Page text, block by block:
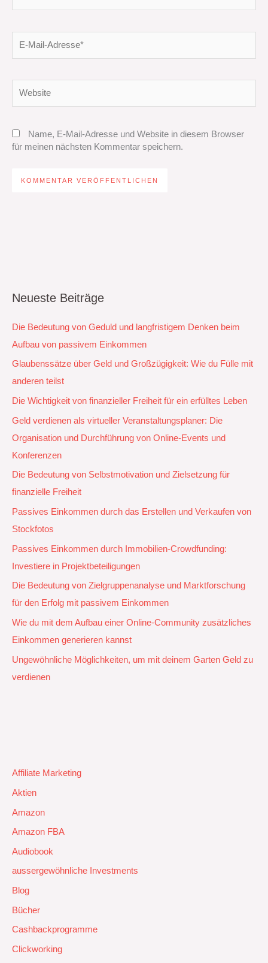
Mail-
Name, E-Mail-Adresse und Website in diesem Browser
für meinen nächsten Kommentar speichern.
Neueste Beiträge
Die Bedeutung von Geduld und langfristigem Denken beim
Aufbau von passivem Einkommen
Glaubenssätze über Geld und Großzügigkeit: Wie du Fülle mit
anderen teilst
Die Wichtigkeit von finanzieller Freiheit für ein erfülltes Leben
Geld verdienen als virtueller Veranstaltungsplaner: Die
Organisation und Durchführung von Online-Events und
Konferenzen
Die Bedeutung von Selbstmotivation und Zielsetzung für
finanzielle Freiheit
Passives Einkommen durch das Erstellen und Verkaufen von
Stockfotos
Passives Einkommen durch Immobilien-Crowdfunding:
Investiere in Projektbeteiligungen
Die Bedeutung von Zielgruppenanalyse und Marktforschung
für den Erfolg mit passivem Einkommen
Wie du mit dem Aufbau einer Online-Community zusätzliches
Einkommen generieren kannst
Ungewöhnliche Möglichkeiten, um mit deinem Garten Geld zu
verdienen
Affiliate Marketing
Aktien
Amazon
Amazon FBA
Audiobook
aussergewöhnliche Investments
Blog
Bücher
Cashbackprogramme
Clickworking